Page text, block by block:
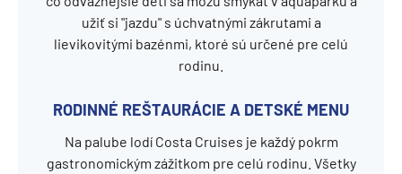
užiť si "jazdu" s úchvatnými zákrutami a
lievikovitými bazénmi, ktoré sú určené pre celú
rodinu.
RODINNÉ REŠTAURÁCIE A DETSKÉ MENU
Na palube lodí Costa Cruises je každý pokrm
gastronomickým zážitkom pre celú rodinu. Všetky